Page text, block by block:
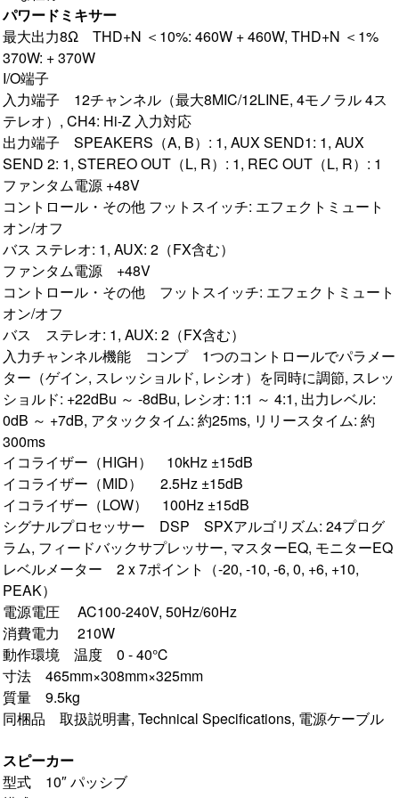
パワードミキサー
最大出力8Ω THD+N ＜10%: 460W + 460W, THD+N ＜1%
370W: + 370W
I/O端子
入力端子 12チャンネル（最大8MIC/12LINE, 4モノラル 4ス
テレオ）, CH4: Hi-Z 入力対応
出力端子 SPEAKERS（A, B）: 1, AUX SEND1: 1, AUX
SEND 2: 1, STEREO OUT（L, R）: 1, REC OUT（L, R）: 1
ファンタム電源 +48V
コントロール・その他 フットスイッチ: エフェクトミュート
オン/オフ
バス ステレオ: 1, AUX: 2（FX含む）
ファンタム電源 +48V
コントロール・その他 フットスイッチ: エフェクトミュート
オン/オフ
バス ステレオ: 1, AUX: 2（FX含む）
入力チャンネル機能 コンプ 1つのコントロールでパラメー
ター（ゲイン, スレッショルド, レシオ）を同時に調節, スレッ
ショルド: +22dBu ～ -8dBu, レシオ: 1:1 ～ 4:1, 出力レベル:
0dB ～ +7dB, アタックタイム: 約25ms, リリースタイム: 約
300ms
イコライザー（HIGH） 10kHz ±15dB
イコライザー（MID） 2.5Hz ±15dB
イコライザー（LOW） 100Hz ±15dB
シグナルプロセッサー DSP SPXアルゴリズム: 24プログ
ラム, フィードバックサプレッサー, マスターEQ, モニターEQ
レベルメーター 2 x 7ポイント（-20, -10, -6, 0, +6, +10,
PEAK）
電源電圧 AC100-240V, 50Hz/60Hz
消費電力 210W
動作環境 温度 0 - 40℃
寸法 465mm×308mm×325mm
質量 9.5kg
同梱品 取扱説明書, Technical Specifications, 電源ケーブル
スピーカー
型式 10″ パッシブ